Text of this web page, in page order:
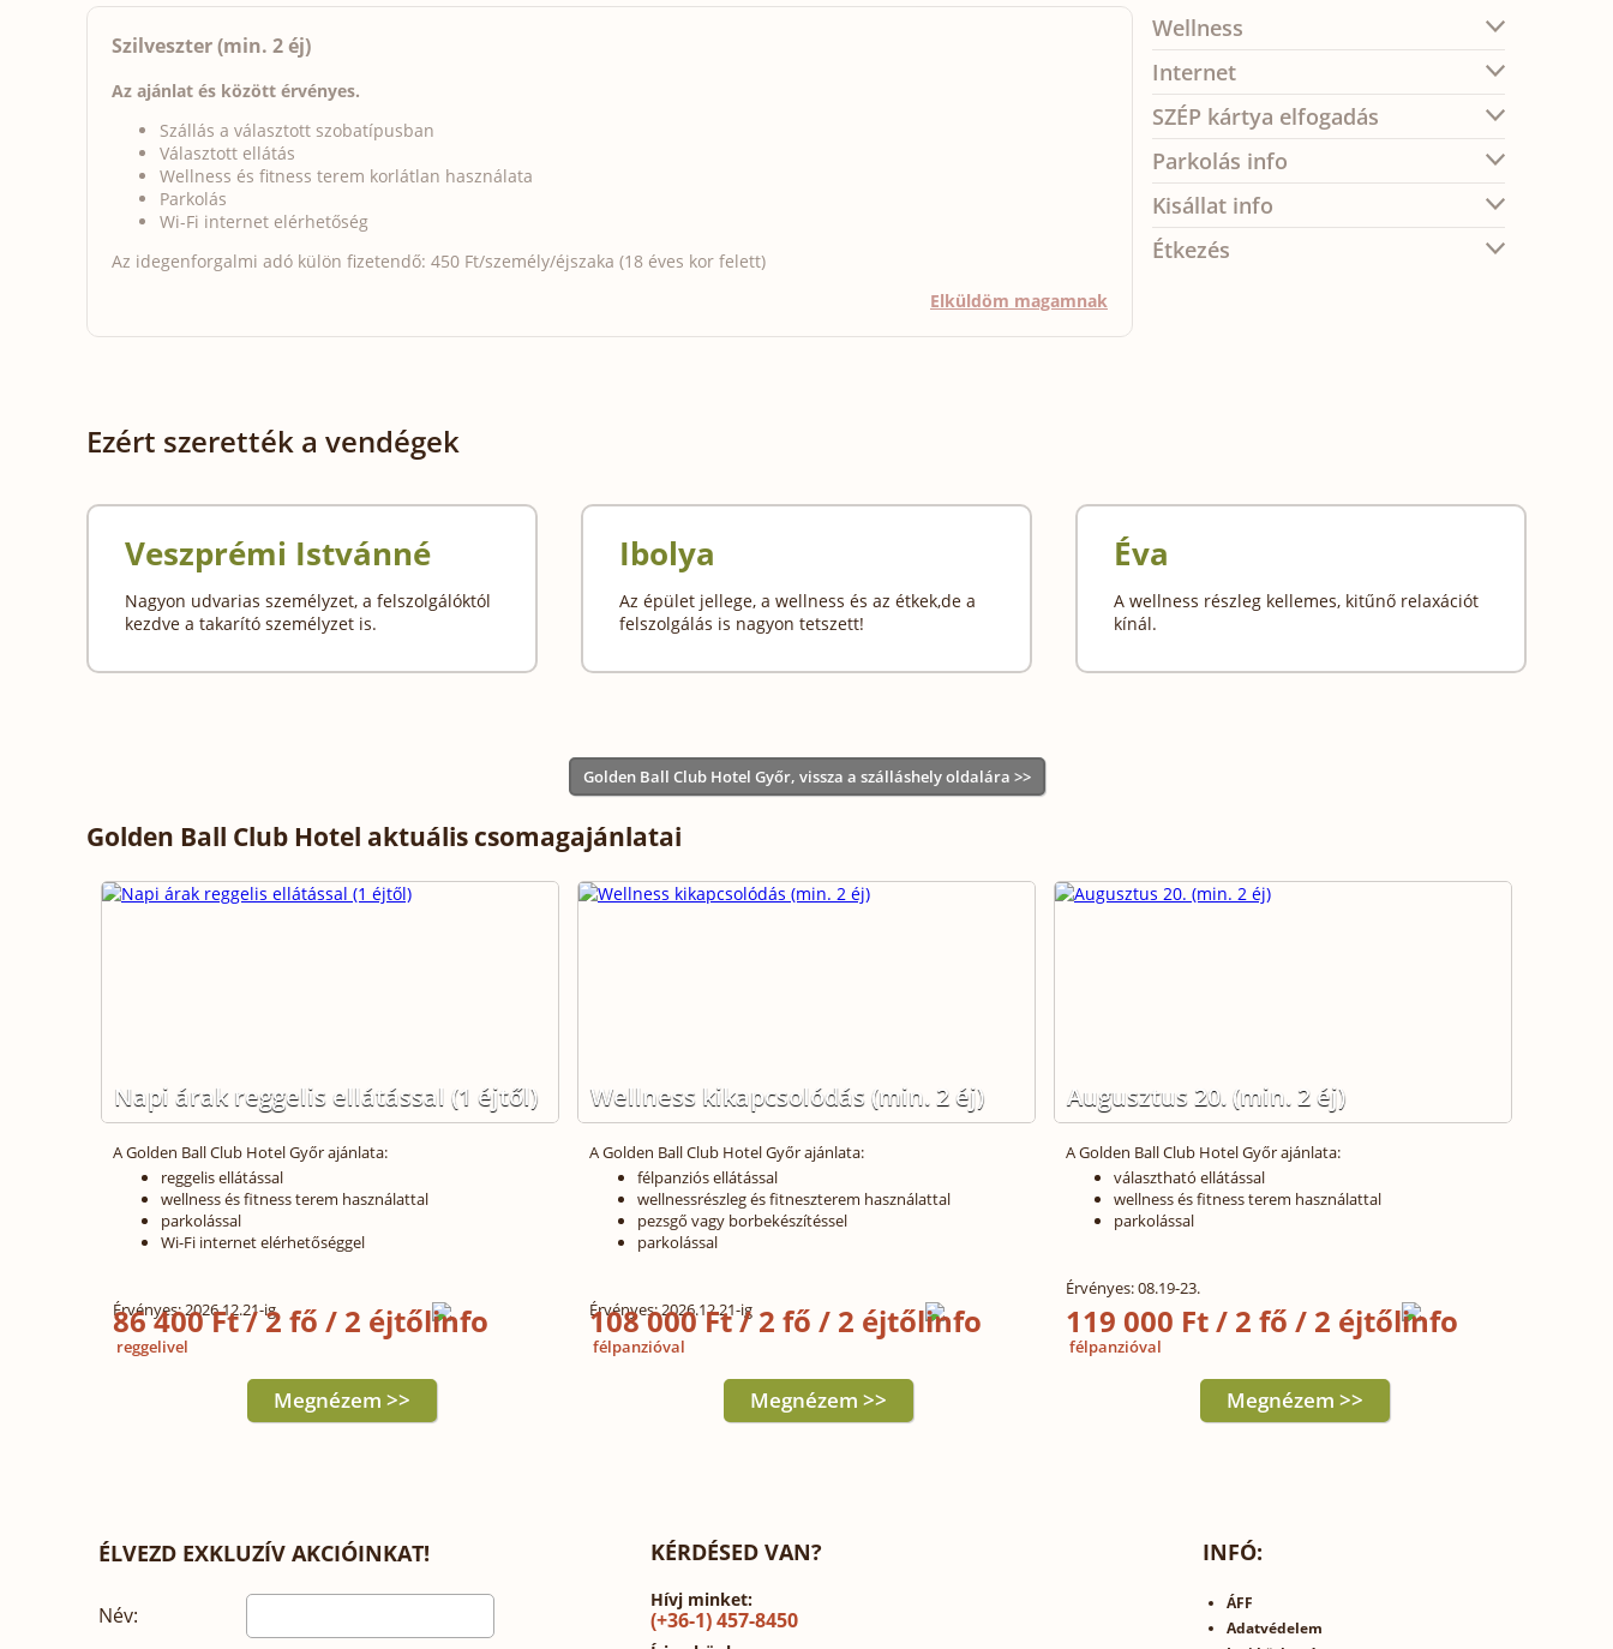
Szilveszter (min. 2 éj)
Az ajánlat és között érvényes.
Szállás a választott szobatípusban
Választott ellátás
Wellness és fitness terem korlátlan használata
Parkolás
Wi-Fi internet elérhetőség
Az idegenforgalmi adó külön fizetendő: 450 Ft/személy/éjszaka (18 éves kor felett)
Elküldöm magamnak
Wellness
Internet
SZÉP kártya elfogadás
Parkolás info
Kisállat info
Étkezés
Ezért szerették a vendégek
Veszprémi Istvánné
Nagyon udvarias személyzet, a felszolgálóktól
kezdve a takarító személyzet is.
Ibolya
Az épület jellege, a wellness és az étkek,de a
felszolgálás is nagyon tetszett!
Éva
A wellness részleg kellemes, kitűnő relaxációt
kínál.
Golden Ball Club Hotel Győr, vissza a szálláshely oldalára >>
Golden Ball Club Hotel aktuális csomagajánlatai
Napi árak reggelis ellátással (1 éjtől) Wellness kikapcsolódás (min. 2 éj) Augusztus 20. (min. 2 éj)
A Golden Ball Club Hotel Győr ajánlata:
reggelis ellátással
wellness és fitness terem használattal
parkolással
Wi-Fi internet elérhetőséggel
Érvényes: 2026.12.21-ig
86 400 Ft / 2 fő / 2 éjtől
reggelivel
Megnézem >>
A Golden Ball Club Hotel Győr ajánlata:
félpanziós ellátással
wellnessrészleg és fitneszterem használattal
pezsgő vagy borbekészítéssel
parkolással
Érvényes: 2026.12.21-ig
108 000 Ft / 2 fő / 2 éjtől
félpanzióval
Megnézem >>
A Golden Ball Club Hotel Győr ajánlata:
választható ellátással
wellness és fitness terem használattal
parkolással
Érvényes: 08.19-23.
119 000 Ft / 2 fő / 2 éjtől
félpanzióval
Megnézem >>
ÉLVEZD EXKLUZÍV AKCIÓINKAT!
Név:
KÉRDÉSED VAN?
Hívj minket:
(+36-1) 457-8450
INFÓ:
ÁFF
Adatvédelem